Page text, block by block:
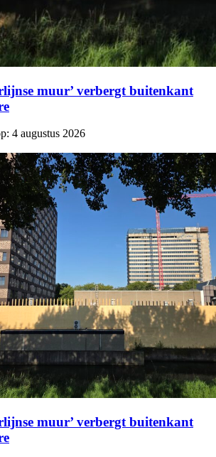
muur’ verbergt buitenkant
4 augustus 2026
muur’ verbergt buitenkant